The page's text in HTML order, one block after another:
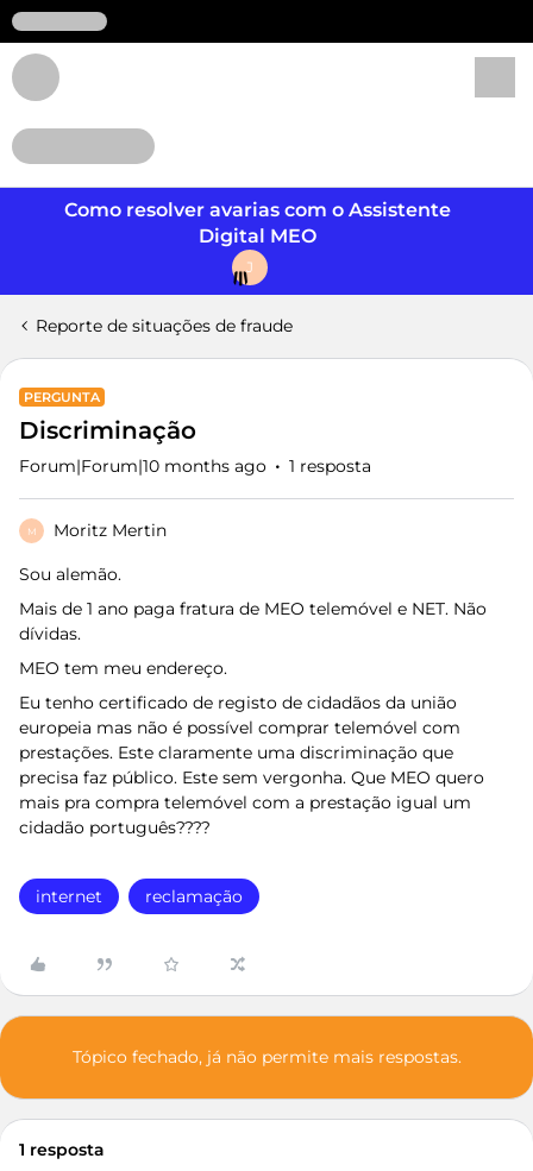
Como resolver avarias com o Assistente
Digital MEO
J
Reporte de situações de fraude
PERGUNTA
Discriminação
Forum|Forum|10 months ago 1 resposta
M Moritz Mertin
Sou alemão.
Mais de 1 ano paga fratura de MEO telemóvel e NET. Não
dívidas.
MEO tem meu endereço.
Eu tenho certificado de registo de cidadãos da união
europeia mas não é possível comprar telemóvel com
prestações. Este claramente uma discriminação que
precisa faz público. Este sem vergonha. Que MEO quero
mais pra compra telemóvel com a prestação igual um
cidadão português????
internet reclamação
Tópico fechado, já não permite mais respostas.
1 resposta